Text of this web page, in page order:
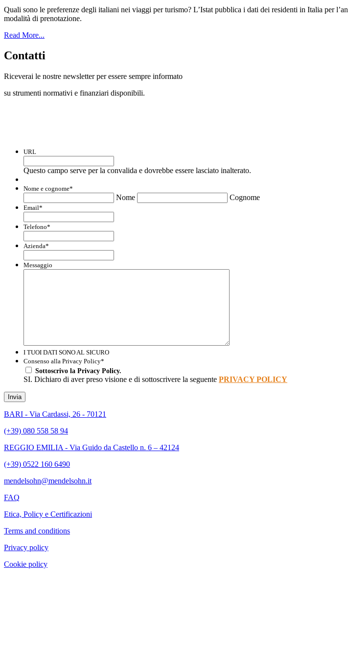
Quali sono le preferenze degli italiani nei viaggi per turismo? L’Istat pubblica i dati dei residenti in Italia per
modalità di prenotazione.
Read More...
Contatti
Riceverai le nostre newsletter per essere sempre informato
su strumenti normativi e finanziari disponibili.
URL
Questo campo serve per la convalida e dovrebbe essere lasciato inalterato.
Nome e cognome*
Nome Cognome
Email*
Telefono*
Azienda*
Messaggio
I TUOI DATI SONO AL SICURO
Consenso alla Privacy Policy*
Sottoscrivo la Privacy Policy.
SI. Dichiaro di aver preso visione e di sottoscrivere la seguente PRIVACY POLICY
Invia
BARI - Via Cardassi, 26 - 70121
(+39) 080 558 58 94
REGGIO EMILIA - Via Guido da Castello n. 6 – 42124
(+39) 0522 160 6490
mendelsohn@mendelsohn.it
FAQ
Etica, Policy e Certificazioni
Terms and conditions
Privacy policy
Cookie policy